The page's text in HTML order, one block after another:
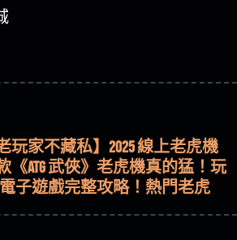
性數據指路，開啟你的高回報
玩家不藏私】2025 線上老虎機
動率和平台安全的全攻略！
《ATG 武俠》老虎機真的猛！玩
過3萬種中獎方式！
電子遊戲完整攻略！熱門老虎
略，輕鬆稱霸老虎機！
解力智投資詐騙套路緊急追討